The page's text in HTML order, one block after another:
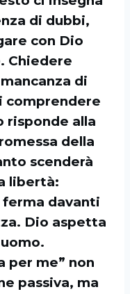
di dubbi,
con Dio
Chiedere
di
comprendere
risponde alla
della
scenderà
libertà:
ferma davanti
Dio aspetta
per me” non
passiva, ma